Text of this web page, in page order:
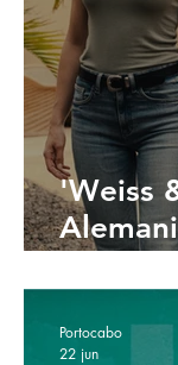
'Weiss
ZDF
Portocabo
22 jun